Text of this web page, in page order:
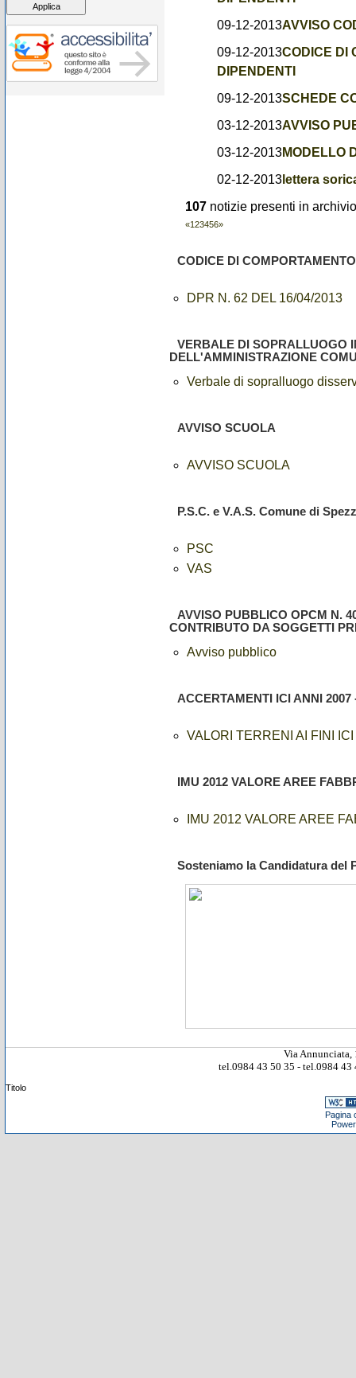
09-12-2013AVVISO
09-12-2013CODICE DI
DIPENDENTI
09-12-2013SCHEDE
03-12-2013AVVISO
03-12-2013MODELLO
02-12-2013 lettera
107 notizie presenti in
«123456»
CODICE DI
DPR N. 62 DEL 16/04/2013
VERBALE DI SOPRALLUOGO
DELL'AMMINISTRAZIONE
Verbale di sopralluogo
AVVISO SCUOLA
AVVISO SCUOLA
P.S.C. e V.A.S. Comune di
PSC
VAS
AVVISO PUBBLICO OPCM N.
CONTRIBUTO DA SOGGETTI
Avviso pubblico
ACCERTAMENTI ICI ANNI 2007
VALORI TERRENI AI FINI
IMU 2012 VALORE AREE
IMU 2012 VALORE AREE
Sosteniamo la Candidatura del
Via Annunciata,
tel.0984 43 50 35 - tel.0984
Titolo
Pagina